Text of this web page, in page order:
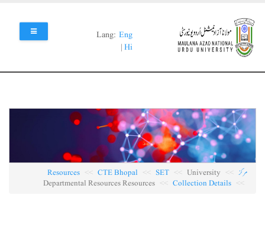
main
content
Lang: Eng
| Hi
مرکز SET
CTE Bhopal
Resources
Collection Details